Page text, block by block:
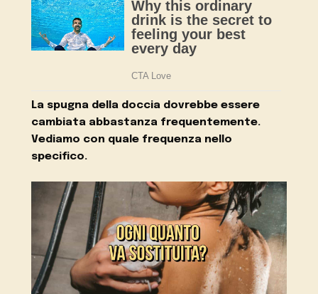
La spugna della doccia dovrebbe essere
cambiata abbastanza frequentemente.
Vediamo con quale frequenza nello
specifico.